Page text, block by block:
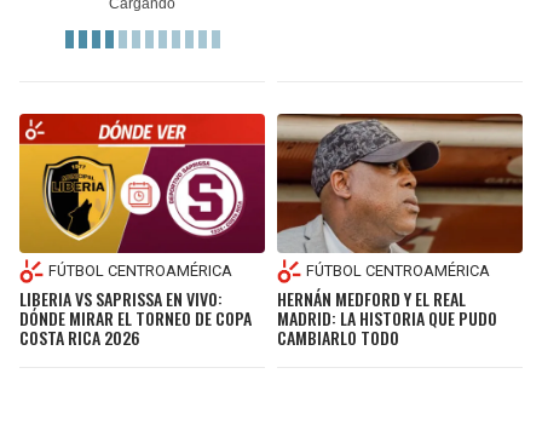
FÚTBOL CENTROAMÉRICA
LIBERIA VS SAPRISSA EN VIVO:
DÓNDE MIRAR EL TORNEO DE COPA
COSTA RICA 2026
FÚTBOL CENTROAMÉRICA
HERNÁN MEDFORD Y EL REAL
MADRID: LA HISTORIA QUE PUDO
CAMBIARLO TODO